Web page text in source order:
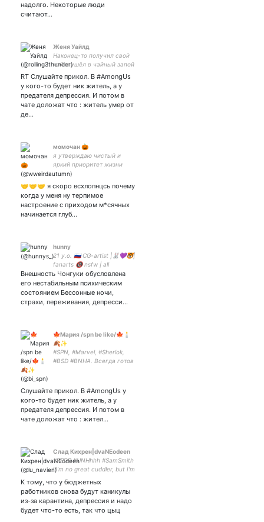
надолго. Некоторые люди
считают…
Женя Уайлд
Наконец-то получил свой
чай и ушёл в чайный запой
| hq, bsd, fkbu | Гоголь,
вернись в мангу | Шутки
закончились чё делать|
Гентаро, дай взаймы)0)
RT Слушайте прикол. В #AmongUs
у кого-то будет ник житель, а у
предателя депрессия. И потом в
чате доложат что : житель умер от
де…
момочан 🎃
я утверждаю чистый и
яркий приоритет жизни
🤝🤝🤝 я скоро всхлопнцсь почему
когда у меня ну терпимое
настроение с приходом м*сячных
начинается глуб…
hunny
21 y.o. 🇷🇺 CG-artist |🐰💜🐯|
fanarts 🔞 nsfw | all
fanarts⬇️
Внешность Чонгуки обусловлена
его нестабильным психическим
состоянием Бессонные ночи,
страхи, переживания, депресси…
🍁Мария /spn be like/🍁🕯
🍂✨
#SPN, #Marvel, #Sherlok,
#BSD #BNHA. Всегда готов
Куникида. Куникида Доппо
Бох, кто не верит - лох.
систр -
Слушайте прикол. В #AmongUs у
кого-то будет ник житель, а у
предателя депрессия. И потом в
чате доложат что : жител…
Слад Кихрен|dvaNEodeen
#RPDR #UNHhhh #SamSmith
"I'm no great cuddler, but I'm
jokes at the wrong time." (с)
К тому, что у бюджетных
работников снова будут каникулы
из-за карантина, депрессия и надо
будет что-то есть, так что цыц